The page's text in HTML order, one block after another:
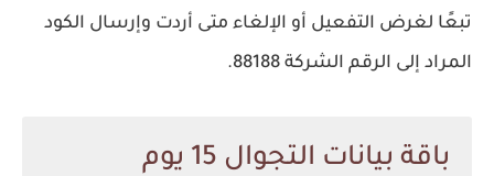
تبعًا لغرض التفعيل أو الإلغاء متى أردت وإرسال الكود
المراد إلى الرقم الشركة 88188.
باقة بيانات التجوال 15 يوم